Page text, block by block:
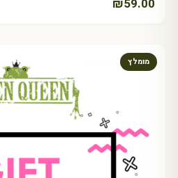
₪59.00
מומלץ